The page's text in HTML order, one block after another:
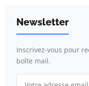
Newsletter
Inscrivez-vous pour
boîte mail.